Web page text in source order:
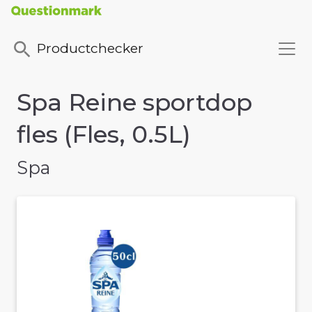
Productchecker
Spa Reine sportdop
fles (Fles, 0.5L)
Spa